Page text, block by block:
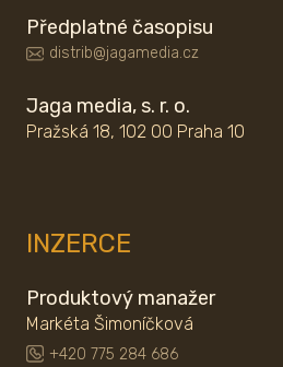
Předplatné časopisu
distrib@jagamedia.cz
Jaga media, s. r. o.
Pražská 18, 102 00 Praha 10
INZERCE
Produktový manažer
Markéta Šimoníčková
+420 775 284 686